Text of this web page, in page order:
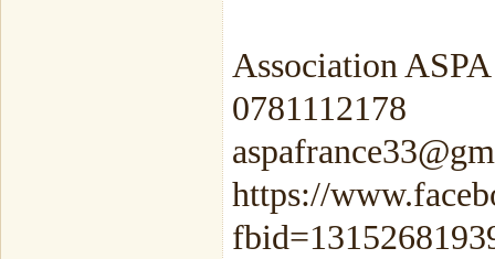
Association
0781112178
https://